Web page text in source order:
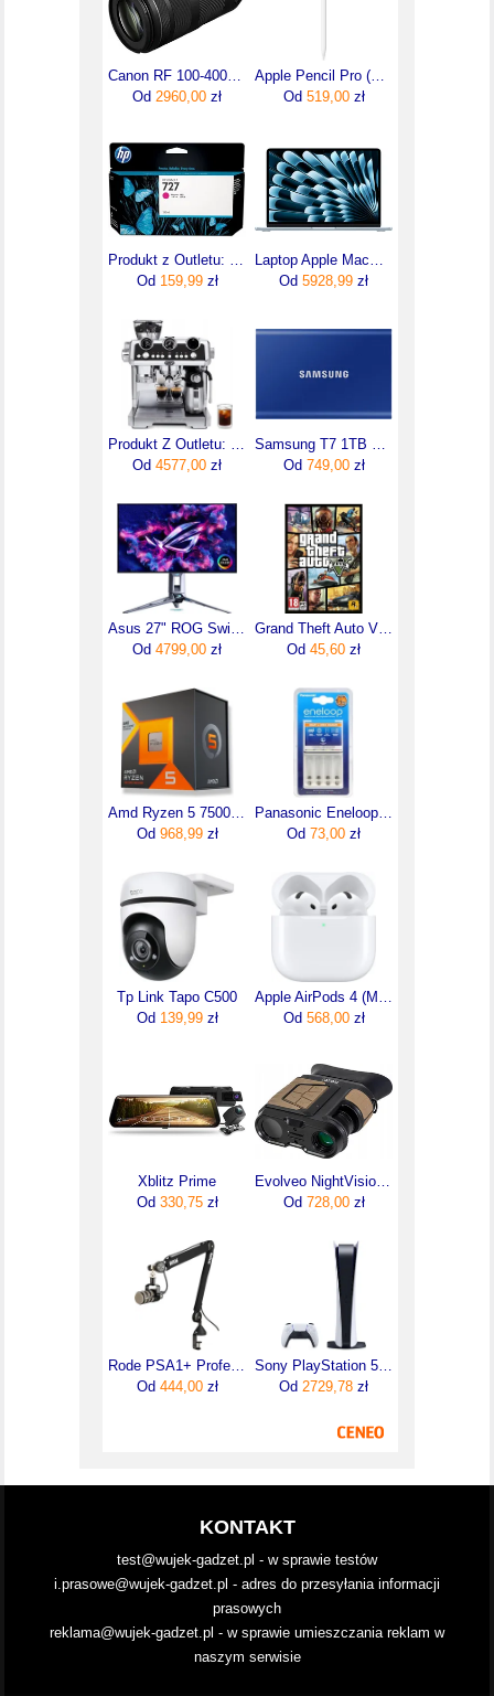
Canon RF 100-400mm F5.6-8 IS USM (5050C005)
Od 2960,00 zł
Apple Pencil Pro (MX2D3ZMA)
Od 519,00zł
Produkt z Outletu: Tusz HP 727 B3P20A 130ml M Oryginał no box
Od 159,99zł
Laptop Apple MacBook Air 13,6"/M4/16GB/512GB/macOS (MC6U4ZEA)
Od 5928,99 zł
Produkt Z Outletu: Ekspres Kolbowy Do Kawy Laspecialista Delonghi Ec9865.M Kawa Mrożona
Od 4577,00 zł
Samsung T7 1TB Niebieski (MU-PC1T0H/WW)
Od 749,00zł
Asus 27" ROG Swift OLED PG27AQWP-W (90LM0CF2B01971)
Od 4799,00 zł
Grand Theft Auto V (Digital)
Od 45,60 zł
Amd Ryzen 5 7500X3D 4 GHz 96 MB L3 TRAY(100000001904)
Od 968,99zł
Panasonic Eneloop BQ-CC55
Od 73,00 zł
Tp Link Tapo C500
Od 139,99zł
Apple AirPods 4 (MXP63ZM/A)
Od 568,00zł
Xblitz Prime
Od 330,75zł
Evolveo NightVision W25
Od 728,00zł
Rode PSA1+ Professional Studio Arm
Od 444,00zł
Sony PlayStation 5 Digital Edition
Od 2729,78 zł
KONTAKT
test@wujek-gadzet.pl - w sprawie testów
i.prasowe@wujek-gadzet.pl - adres do przesyłania informacji
prasowych
reklama@wujek-gadzet.pl - w sprawie umieszczania reklam w
naszym serwisie